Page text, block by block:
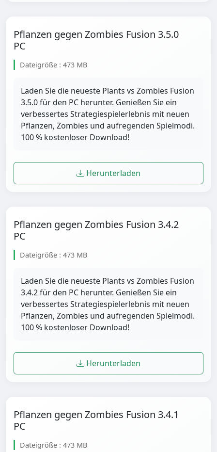
Pflanzen gegen Zombies Fusion 3.5.0
PC
Dateigröße : 473 MB
Laden Sie die neueste Plants vs Zombies Fusion
3.5.0 für den PC herunter. Genießen Sie ein
verbessertes Strategiespielerlebnis mit neuen
Pflanzen, Zombies und aufregenden Spielmodi.
100 % kostenloser Download!
Herunterladen
Pflanzen gegen Zombies Fusion 3.4.2
PC
Dateigröße : 473 MB
Laden Sie die neueste Plants vs Zombies Fusion
3.4.2 für den PC herunter. Genießen Sie ein
verbessertes Strategiespielerlebnis mit neuen
Pflanzen, Zombies und aufregenden Spielmodi.
100 % kostenloser Download!
Herunterladen
Pflanzen gegen Zombies Fusion 3.4.1
PC
Dateigröße : 473 MB